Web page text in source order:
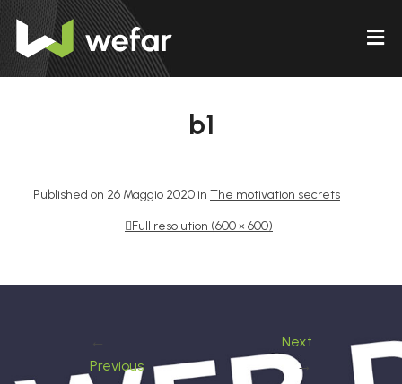
b1
Published on 26 Maggio 2020 in The motivation secrets
Full resolution (600 × 600)
Previous
Next
→